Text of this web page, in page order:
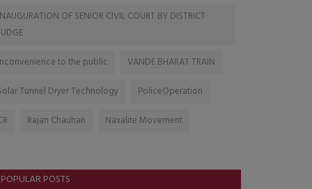
OF SENIOR CIVIL COURT BY DISTRICT
to the public
VANDE BHARAT TRAIN
Tunnel Dryer Technology
PoliceOperation
Rajan Chauhan Naxalite Movement
POPULAR POSTS